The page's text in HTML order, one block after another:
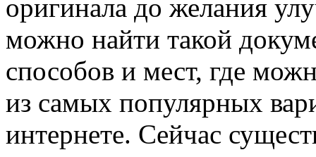
оригинала до желания
можно найти такой
способов и мест, где
из самых популярных
интернете. Сейчас